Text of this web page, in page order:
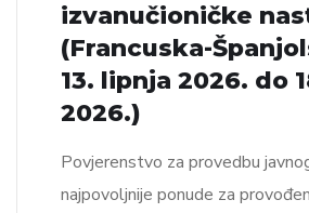
izvanučioničke
(Francuska-
13. lipnja 2026. do
2026.)
Povjerenstvo za provedbu
najpovoljnije ponude za